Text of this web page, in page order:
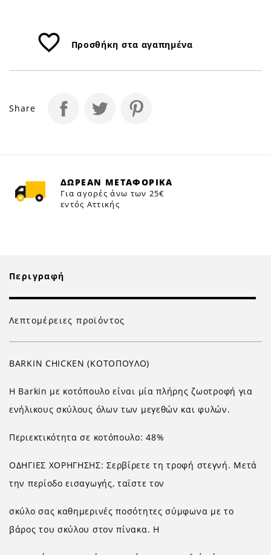
favorite_border Προσθήκη στα αγαπημένα
Share
ΔΩΡΕΑΝ ΜΕΤΑΦΟΡΙΚΑ
Για αγορές άνω των 25€
εντός Αττικής
Περιγραφή
Λεπτομέρειες προϊόντος
BARKIN CHICKEN (ΚΟΤΟΠΟΥΛΟ)
Η Barkin με κοτόπουλο είναι μία πλήρης ζωοτροφή για
ενήλικους σκύλους όλων των μεγεθών και φυλών.
Περιεκτικότητα σε κοτόπουλο: 48%
ΟΔΗΓΙΕΣ ΧΟΡΗΓΗΣΗΣ: Σερβίρετε τη τροφή στεγνή. Μετά
την περίοδο εισαγωγής, ταΐστε τον
σκύλο σας καθημερινές ποσότητες σύμφωνα με το
βάρος του σκύλου στον πίνακα. Η